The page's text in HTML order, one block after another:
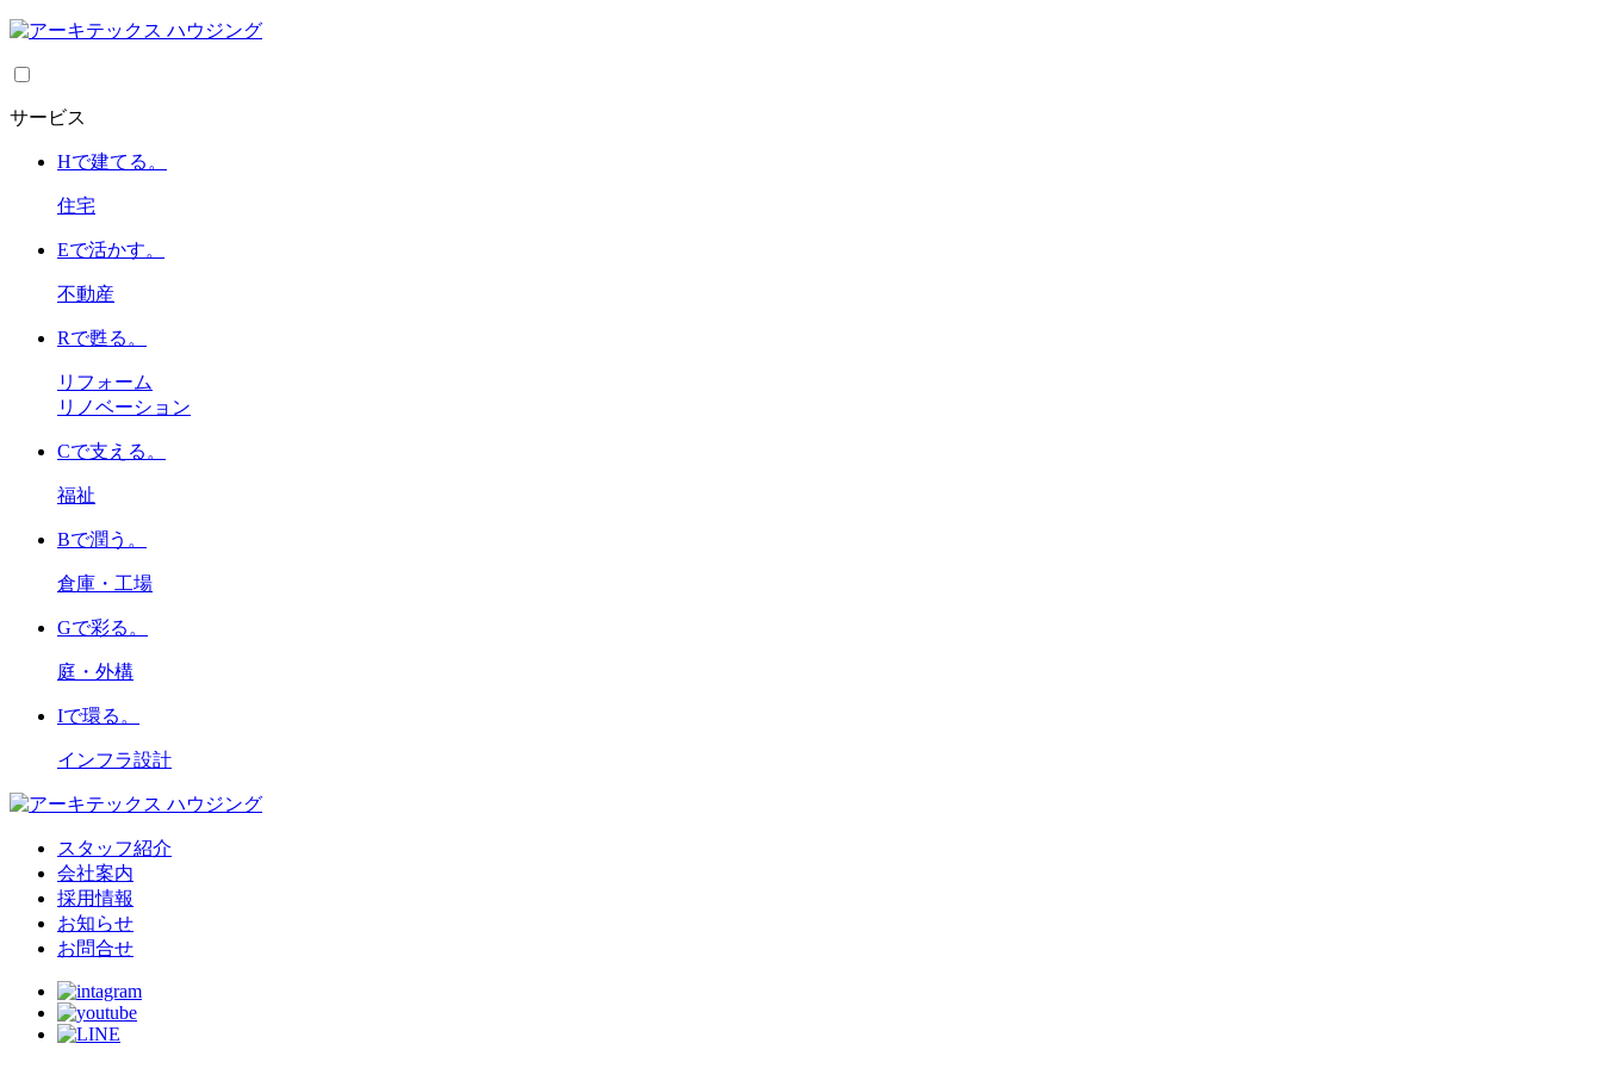
サービス
Hで建てる。
住宅
Eで活かす。
不動産
Rで甦る。
リフォーム
リノベーション
Cで支える。
福祉
Bで潤う。
倉庫・工場
Gで彩る。
庭・外構
Iで環る。
インフラ設計
スタッフ紹介
会社案内
採用情報
お知らせ
お問合せ